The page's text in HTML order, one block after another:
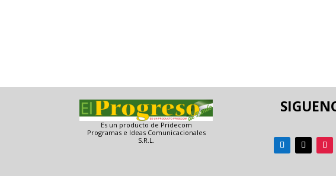
Es un producto de Pridecom
Programas e Ideas Comunicacionales
S.R.L.